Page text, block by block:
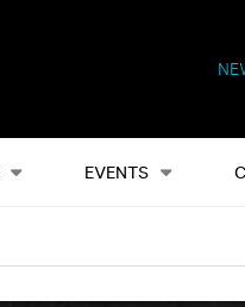
EVENTS
Alles Events